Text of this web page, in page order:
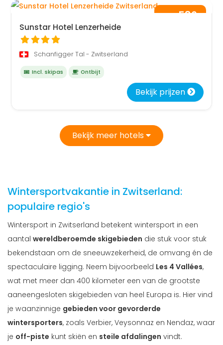
586
Sunstar Hotel Lenzerheide
Schanfigger Tal - Zwitserland
Incl. skipas Ontbijt
Bekijk prijzen
Bekijk meer hotels
Wintersportvakantie in Zwitserland:
populaire regio's
Wintersport in Zwitserland betekent wintersport in een
aantal wereldberoemde skigebieden die stuk voor stuk
bekendstaan om de sneeuwzekerheid, de omvang én de
spectaculaire ligging. Neem bijvoorbeeld Les 4 Vallées,
wat met meer dan 400 kilometer een van de grootste
aaneengesloten skigebieden van heel Europa is. Hier vind
je waanzinnige gebieden voor gevorderde
wintersporters, zoals Verbier, Veysonnaz en Nendaz, waar
je off-piste kunt skiën en steile afdalingen vindt.